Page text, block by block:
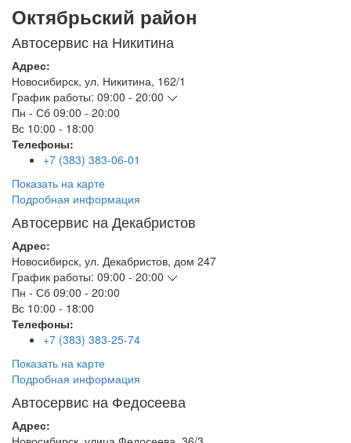
Октябрьский район
Автосервис на Никитина
Адрес:
Новосибирск, ул. Никитина, 162/1
График работы: 09:00 - 20:00
Пн - Сб 09:00 - 20:00
Вс 10:00 - 18:00
Телефоны:
+7 (383) 383-06-01
Показать на карте
Подробная информация
Автосервис на Декабристов
Адрес:
Новосибирск, ул. Декабристов, дом 247
График работы: 09:00 - 20:00
Пн - Сб 09:00 - 20:00
Вс 10:00 - 18:00
Телефоны:
+7 (383) 383-25-74
Показать на карте
Подробная информация
Автосервис на Федосеева
Адрес: